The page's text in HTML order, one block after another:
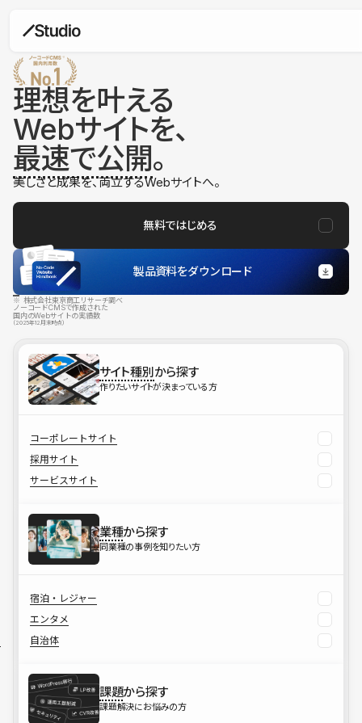
理想を叶える
Webサイトを、
最速で公開。
美しさと成果を、両立するWebサイトへ。
無料ではじめる
製品資料をダウンロード
※ 株式会社東京商工リサーチ調べ
ノーコードCMSで作成された
国内のWebサイトの実績数
（2025年12月末時点）
サイト種別から探す
作りたいサイトが決まっている方
コーポレートサイト
採用サイト
サービスサイト
業種から探す
同業種の事例を知りたい方
宿泊・レジャー
エンタメ
自治体
課題から探す
課題解決にお悩みの方